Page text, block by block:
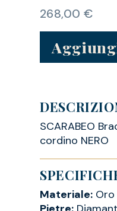
268,00 €
SCARABEO
cordino NERO
Materiale: